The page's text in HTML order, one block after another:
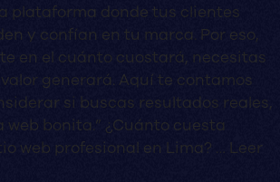
plataforma donde tus clientes
y confían en tu marca. Por eso,
en el cuánto cuostará, necesitas
generará. Aquí te contamos
si buscas resultados reales,
web bonita.” ¿Cuánto cuesta
web profesional en Lima? … Leer